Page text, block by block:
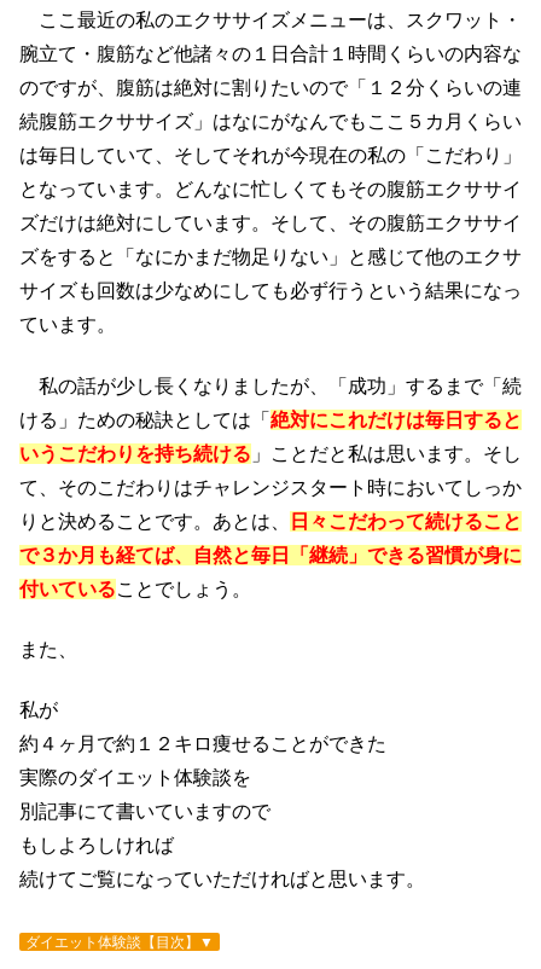
ここ最近の私のエクササイズメニューは、スクワット・
腕立て・腹筋など他諸々の１日合計１時間くらいの内容な
のですが、腹筋は絶対に割りたいので「１２分くらいの連
続腹筋エクササイズ」はなにがなんでもここ５カ月くらい
は毎日していて、そしてそれが今現在の私の「こだわり」
となっています。どんなに忙しくてもその腹筋エクササイ
ズだけは絶対にしています。そして、その腹筋エクササイ
ズをすると「なにかまだ物足りない」と感じて他のエクサ
サイズも回数は少なめにしても必ず行うという結果になっ
ています。
私の話が少し長くなりましたが、「成功」するまで「続
ける」ための秘訣としては「 絶対にこれだけは毎日すると
いうこだわりを持ち続ける 」ことだと私は思います。そし
て、そのこだわりはチャレンジスタート時においてしっか
りと決めることです。あとは、
日々こだわって続けること
で３か月も経てば、自然と毎日「継続」できる習慣が身に
付いていることでしょう。
また、
私が
約４ヶ月で約１２キロ痩せることができた
実際のダイエット体験談を
別記事にて書いていますので
もしよろしければ
続けてご覧になっていただければと思います。
ダイエット体験談【目次】▼